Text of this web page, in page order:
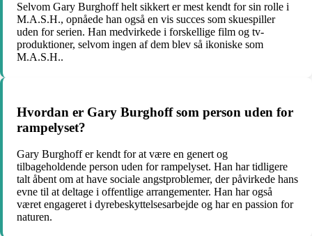
Selvom Gary Burghoff helt sikkert er mest kendt for sin rolle i
M.A.S.H., opnåede han også en vis succes som skuespiller
uden for serien. Han medvirkede i forskellige film og tv-
produktioner, selvom ingen af dem blev så ikoniske som
M.A.S.H..
Hvordan er Gary Burghoff som person uden for
rampelyset?
Gary Burghoff er kendt for at være en genert og
tilbageholdende person uden for rampelyset. Han har tidligere
talt åbent om at have sociale angstproblemer, der påvirkede hans
evne til at deltage i offentlige arrangementer. Han har også
været engageret i dyrebeskyttelsesarbejde og har en passion for
naturen.